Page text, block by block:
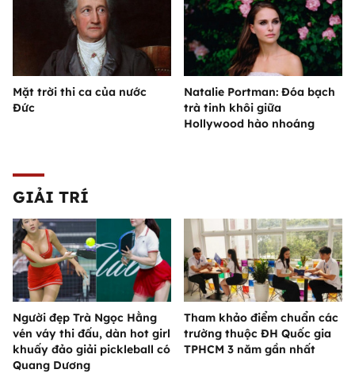
Mặt trời thi ca của nước
Đức
Natalie Portman: Đóa bạch
trà tinh khôi giữa
Hollywood hào nhoáng
GIẢI TRÍ
Người đẹp Trà Ngọc Hằng
vén váy thi đấu, dàn hot girl
khuấy đảo giải pickleball có
Quang Dương
Tham khảo điểm chuẩn các
trường thuộc ĐH Quốc gia
TPHCM 3 năm gần nhất